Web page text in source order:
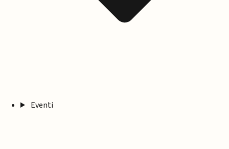
Eventi